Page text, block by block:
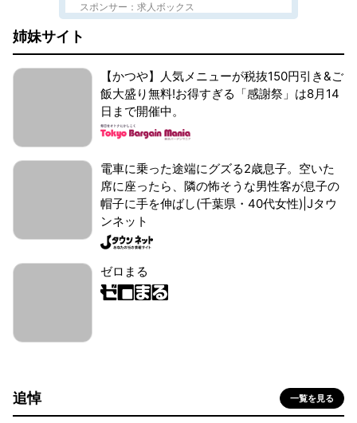
スポンサー：求人ボックス
姉妹サイト
【かつや】人気メニューが税抜150円引き&ご
飯大盛り無料!お得すぎる「感謝祭」は8月14
日まで開催中。
電車に乗った途端にグズる2歳息子。空いた
席に座ったら、隣の怖そうな男性客が息子の
帽子に手を伸ばし(千葉県・40代女性)|Jタウ
ンネット
ゼロまる
追悼 一覧を見る